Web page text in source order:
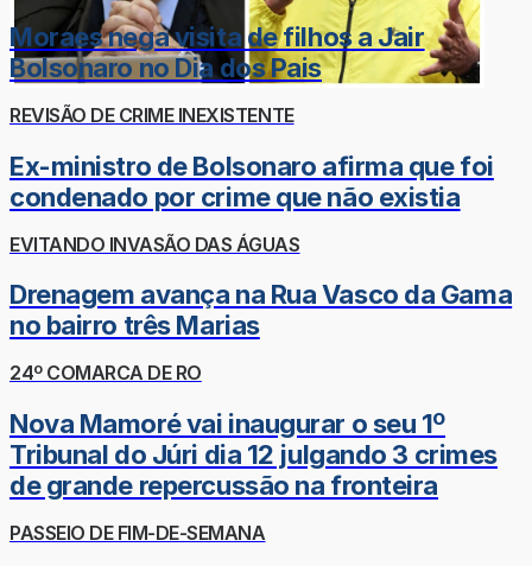
Moraes nega visita de filhos a Jair
Bolsonaro no Dia dos Pais
REVISÃO DE CRIME INEXISTENTE
Ex-ministro de Bolsonaro afirma que foi
condenado por crime que não existia
EVITANDO INVASÃO DAS ÁGUAS
Drenagem avança na Rua Vasco da Gama
no bairro três Marias
24º COMARCA DE RO
Nova Mamoré vai inaugurar o seu 1º
Tribunal do Júri dia 12 julgando 3 crimes
de grande repercussão na fronteira
PASSEIO DE FIM-DE-SEMANA